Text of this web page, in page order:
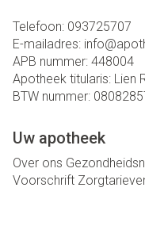
Telefoon: 093725707
E-mailadres: info@
APB nummer: 448004
Apotheek titularis: Lien
BTW nummer:
Uw apotheek
Over ons
Voorschrift